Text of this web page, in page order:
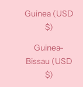
Guinea (USD
$)
Guinea-
Bissau (USD
$)